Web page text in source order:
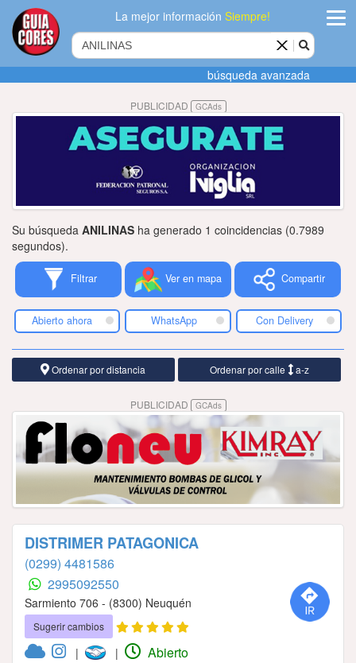
La mejor informaciónSiempre!
Agregar
empresa
Publicidad
Tiendacores
Contactenos
búsqueda avanzada
PUBLICIDAD GCAds
Su búsqueda ANILINAS ha generado 1 coincidencias (0.7989
segundos).
Filtrar Ver en mapa Compartir
Abierto ahora WhatsApp Con Delivery
Ordenar por distancia Ordenar por calle a-z
PUBLICIDAD GCAds
DISTRIMER PATAGONICA
(0299) 4481586
2995092550
Sarmiento 706 - (8300) Neuquén
Sugerir cambios
| | Abierto